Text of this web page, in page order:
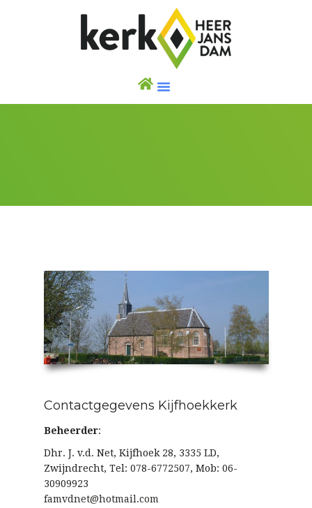
Contactgegevens Kijfhoekkerk
Beheerder:
Dhr. J. v.d. Net, Kijfhoek 28, 3335 LD,
Zwijndrecht, Tel: 078-6772507, Mob: 06-
30909923
famvdnet@hotmail.com